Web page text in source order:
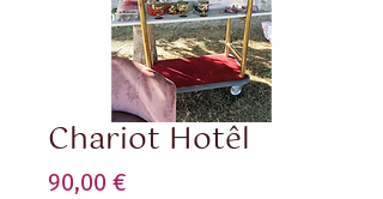
Chariot Hotêl
90,00 €